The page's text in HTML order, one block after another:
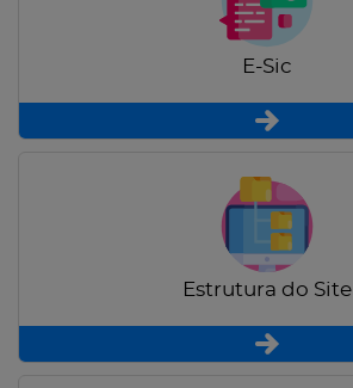
E-Sic
Estrutura do Site